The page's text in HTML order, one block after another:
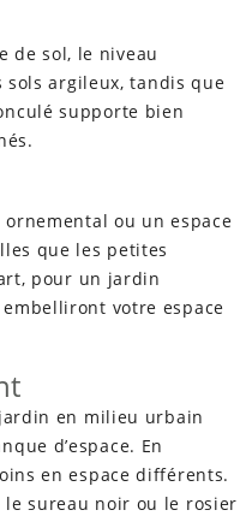
de sol, le niveau
sols argileux, tandis que
supporte bien
ou un espace
que les petites
pour un jardin
votre espace
en milieu urbain
d’espace. En
en espace différents.
le sureau noir ou le rosier